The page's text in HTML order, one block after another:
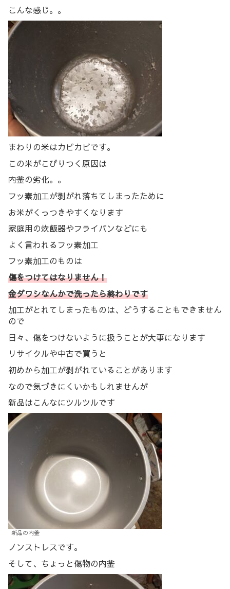
こんな感じ。。
まわりの米はカピカピです。
この米がこびりつく原因は
内釜の劣化。。
フッ素加工が剥がれ落ちてしまったために
お米がくっつきやすくなります
家庭用の炊飯器やフライパンなどにも
よく言われるフッ素加工
フッ素加工のものは
傷をつけてはなりません！
金ダワシなんかで洗ったら終わりです
加工がとれてしまったものは、どうすることもできません
ので
日々、傷をつけないように扱うことが大事になります
リサイクルや中古で買うと
初めから加工が剥がれていることがあります
なので気づきにくいかもしれませんが
新品はこんなにツルツルです
新品の内釜
ノンストレスです。
そして、ちょっと傷物の内釜